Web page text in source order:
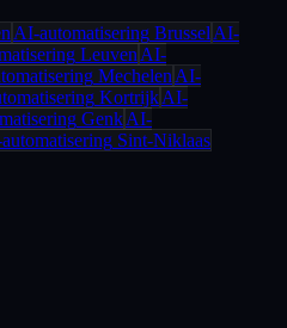
AI-automatisering Brussel AI-
Leuven AI-
Mechelen AI-
KortrijkAI-
GenkAI-
Sint-Niklaas